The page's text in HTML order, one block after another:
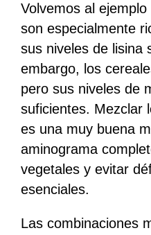
Volvemos al
son especialmente
sus niveles de lisina
embargo, los
pero sus niveles de
suficientes. Mezclar
es una muy buena
aminograma
vegetales y evitar
esenciales.
Las combinaciones